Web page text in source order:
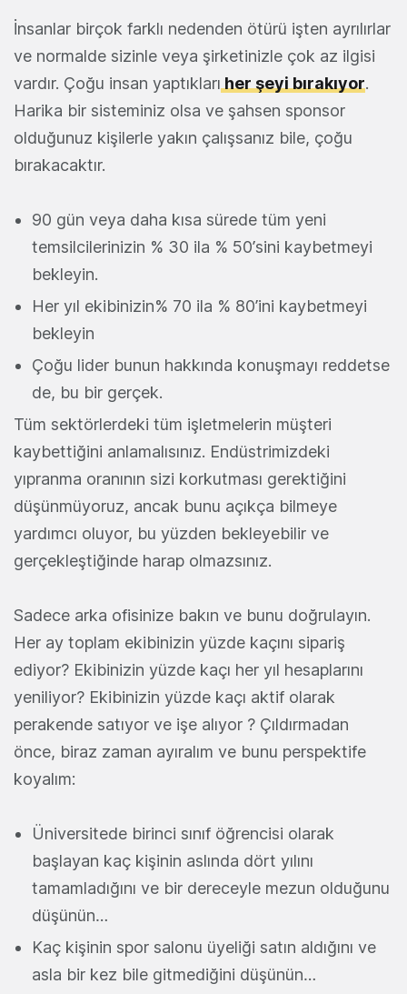
İnsanlar birçok farklı nedenden ötürü işten ayrılırlar
ve normalde sizinle veya şirketinizle çok az ilgisi
vardır. Çoğu insan yaptıkları her şeyi bırakıyor.
Harika bir sisteminiz olsa ve şahsen sponsor
olduğunuz kişilerle yakın çalışsanız bile, çoğu
bırakacaktır.
90 gün veya daha kısa sürede tüm yeni
temsilcilerinizin % 30 ila % 50’sini kaybetmeyi
bekleyin.
Her yıl ekibinizin% 70 ila % 80’ini kaybetmeyi
bekleyin
Çoğu lider bunun hakkında konuşmayı reddetse
de, bu bir gerçek.
Tüm sektörlerdeki tüm işletmelerin müşteri
kaybettiğini anlamalısınız. Endüstrimizdeki
yıpranma oranının sizi korkutması gerektiğini
düşünmüyoruz, ancak bunu açıkça bilmeye
yardımcı oluyor, bu yüzden bekleyebilir ve
gerçekleştiğinde harap olmazsınız.
Sadece arka ofisinize bakın ve bunu doğrulayın.
Her ay toplam ekibinizin yüzde kaçını sipariş
ediyor? Ekibinizin yüzde kaçı her yıl hesaplarını
yeniliyor? Ekibinizin yüzde kaçı aktif olarak
perakende satıyor ve işe alıyor ? Çıldırmadan
önce, biraz zaman ayıralım ve bunu perspektife
koyalım:
Üniversitede birinci sınıf öğrencisi olarak
başlayan kaç kişinin aslında dört yılını
tamamladığını ve bir dereceyle mezun olduğunu
düşünün…
Kaç kişinin spor salonu üyeliği satın aldığını ve
asla bir kez bile gitmediğini düşünün…